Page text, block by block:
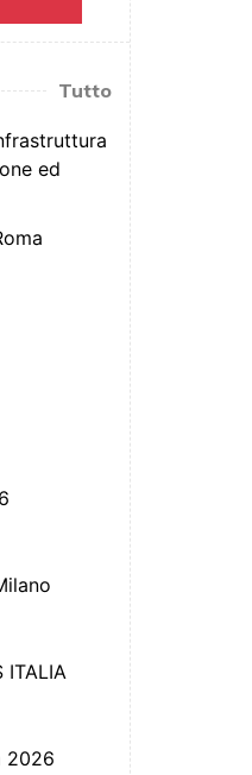
Tutto
ed
ITALIA
2026